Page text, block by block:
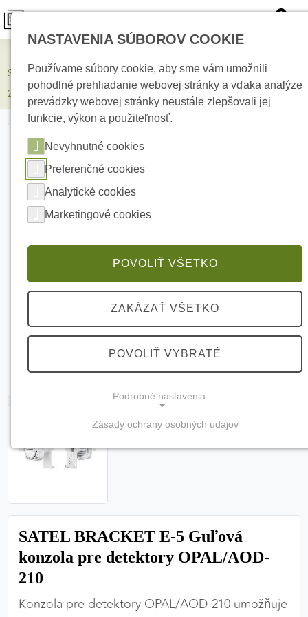
0
SATEL BRACKET E-5 Guľová konzola pre detektory OPAL/AOD-
210
SATEL BRACKET E-5 Guľová
konzola pre detektory OPAL/AOD-
210
Konzola pre detektory OPAL/AOD-210 umožňuje
NASTAVENIA SÚBOROV COOKIE
Používame súbory cookie, aby sme vám umožnili
pohodlné prehliadanie webovej stránky a vďaka analýze
prevádzky webovej stránky neustále zlepšovali jej
funkcie, výkon a použiteľnosť.
Nevyhnutné cookies
Preferenčné cookies
Analytické cookies
Marketingové cookies
POVOLIŤ VŠETKO
ZAKÁZAŤ VŠETKO
POVOLIŤ VYBRATÉ
Podrobné nastavenia
(vždy aktívne, nemožno vypnúť)
webovej stránky a bez nich by nebolo možné
zabezpečiť jej plnú funkčnosť.
Nevyhnutné cookies
PREFERENČNÉ COOKIES
Zásady ochrany osobných údajov